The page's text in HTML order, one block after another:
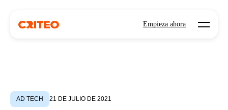
Empieza ahora Open
AD TECH 21 DE JULIO DE 2021